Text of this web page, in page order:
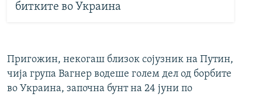
битките во Украина
Пригожин, некогаш близок сојузник на Путин,
чија група Вагнер водеше голем дел од борбите
во Украина, започна бунт на 24 јуни по